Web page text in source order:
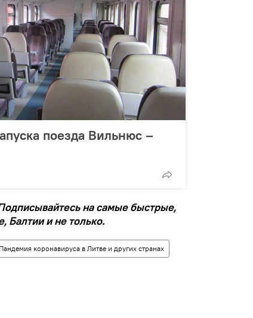
поезда Вильнюс –
на самые быстрые,
Балтии и не только.
Пандемия коронавируса в Литве и других странах